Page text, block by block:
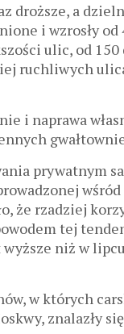
droższe, a
i wzrosły od
ulic, od
ruchliwych
i naprawa
prywatnym
że rzadziej
tej
niż w
w których
znalazły